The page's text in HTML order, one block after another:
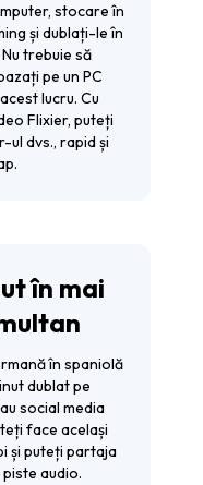
stocare în
și dublați-le în
trebuie să
pe un PC
lucru. Cu
Flixier, puteți
ul dvs., rapid și
în mai
în spaniolă
dublat pe
social media
face același
și puteți partaja
audio.